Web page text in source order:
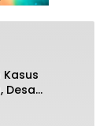
Desa